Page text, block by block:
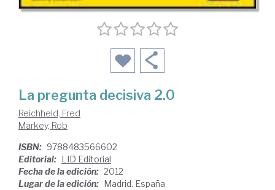
La pregunta decisiva 2.0
Reichheld, Fred
Markey, Rob
ISBN: 9788483566602
Editorial: LID Editorial
Fecha de la edición: 2012
Lugar de la edición: Madrid. España